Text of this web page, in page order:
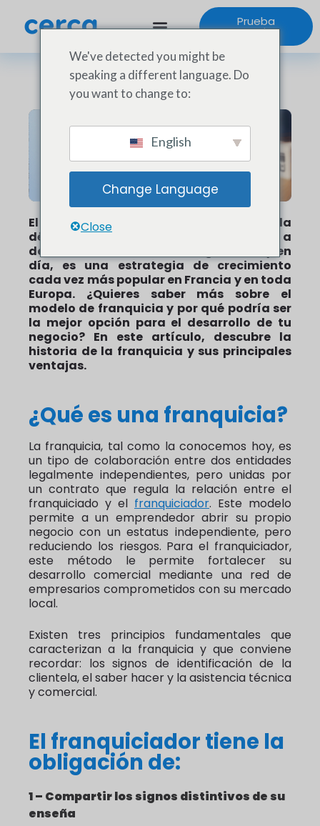
Prueba
gratuita
El concepto de franquicia surgió en la
década de 1930 y realmente comenzó a
desarrollarse a finales del siglo XX. Hoy en
día, es una estrategia de crecimiento
cada vez más popular en Francia y en toda
Europa. ¿Quieres saber más sobre el
modelo de franquicia y por qué podría ser
la mejor opción para el desarrollo de tu
negocio? En este artículo, descubre la
historia de la franquicia y sus principales
ventajas.
¿Qué es una franquicia?
La franquicia, tal como la conocemos hoy, es
un tipo de colaboración entre dos entidades
legalmente independientes, pero unidas por
un contrato que regula la relación entre el
franquiciado y el franquiciador. Este modelo
permite a un emprendedor abrir su propio
negocio con un estatus independiente, pero
reduciendo los riesgos. Para el franquiciador,
este método le permite fortalecer su
desarrollo comercial mediante una red de
empresarios comprometidos con su mercado
local.
Existen tres principios fundamentales que
caracterizan a la franquicia y que conviene
recordar: los signos de identificación de la
clientela, el saber hacer y la asistencia técnica
y comercial.
El franquiciador tiene la
obligación de:
1 – Compartir los signos distintivos de su
enseña
We've detected you might be
speaking a different language. Do
you want to change to:
English
Change Language
Close